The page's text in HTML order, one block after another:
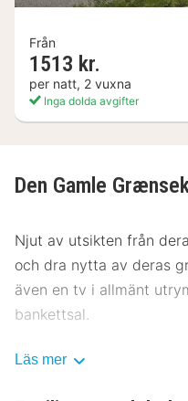
Från
1513 kr.
per natt, 2 vuxna
Inga dolda avgifter
Den Gamle
Njut av utsikten från
och dra nytta av deras
även en tv i allmänt
bankettsal.
Hotellets gäster kan
Läs mer